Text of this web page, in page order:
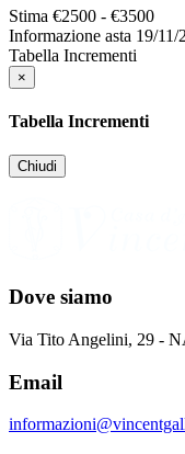
Stima €2500 - €3500
Informazione asta 19/11/
Tabella Incrementi
×
Tabella Incrementi
Chiudi
Dove siamo
Via Tito Angelini, 29 -
Email